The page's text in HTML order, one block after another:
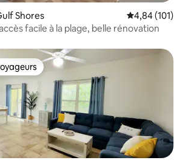
Shores Note
4,84 (101)
facile à la plage, belle rénovation